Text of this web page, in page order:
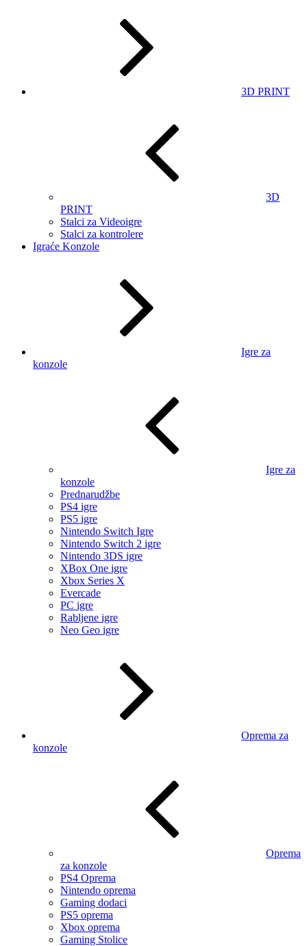
3D PRINT
3D
PRINT
Stalci za Videoigre
Stalci za kontrolere
Igraće Konzole
Igre za
konzole
Igre za
konzole
Prednarudžbe
PS4 igre
PS5 igre
Nintendo Switch Igre
Nintendo Switch 2 igre
Nintendo 3DS igre
XBox One igre
Xbox Series X
Evercade
PC igre
Rabljene igre
Neo Geo igre
Oprema za
konzole
Oprema
za konzole
PS4 Oprema
Nintendo oprema
Gaming dodaci
PS5 oprema
Xbox oprema
Gaming Stolice